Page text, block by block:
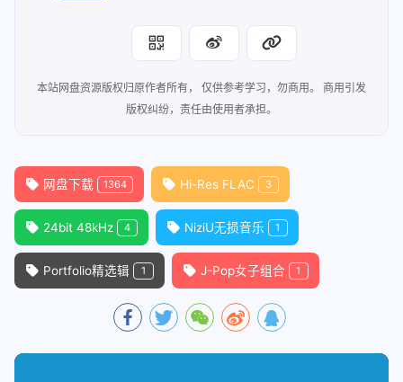
本站网盘资源版权归原作者所有， 仅供参考学习，勿商用。 商用引发
版权纠纷，责任由使用者承担。
网盘下载 1364 Hi-Res FLAC 3
24bit 48kHz 4 NiziU无损音乐 1
Portfolio精选辑 1 J-Pop女子组合 1